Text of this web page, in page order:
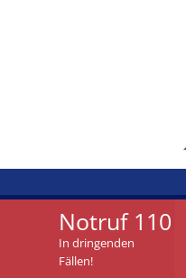
Notruf 110
In dringenden
Fällen!